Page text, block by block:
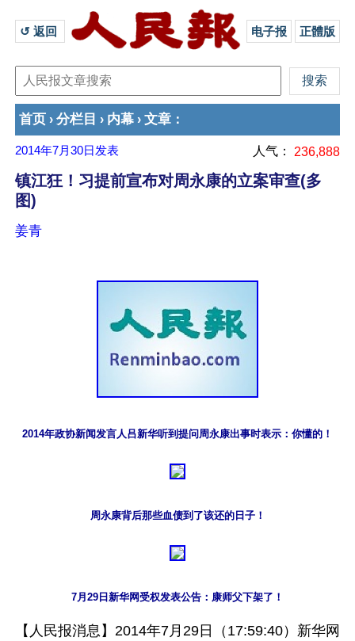
↺ 返回 电子报 正體版
首页 › 分栏目 › 内幕 › 文章 ：
2014年7月30日 发表 人气： 236,888
镇江狂！习提前宣布对周永康的立案审查(多
图)
姜青
2014年政协新闻发言人吕新华听到提问周永康出事时表示：你懂的！
周永康背后那些血债到了该还的日子！
7月29日新华网受权发表公告：康师父下架了！
【人民报消息】2014年7月29日（17:59:40）新华网